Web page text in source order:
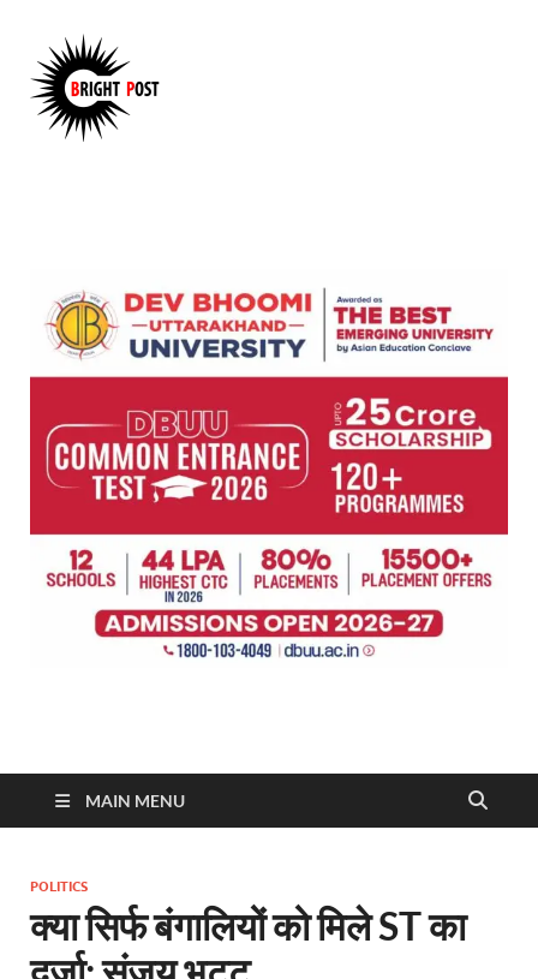
MAIN MENU
POLITICS
क्या सिर्फ बंगालियों को मिले ST का